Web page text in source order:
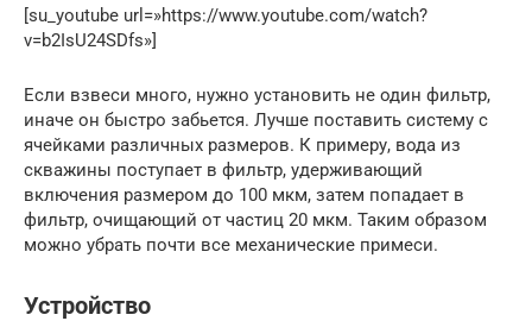
[su_youtube url=»https://www.youtube.com/watch?
v=b2IsU24SDfs»]
Если взвеси много, нужно установить не один фильтр,
иначе он быстро забьется. Лучше поставить систему с
ячейками различных размеров. К примеру, вода из
скважины поступает в фильтр, удерживающий
включения размером до 100 мкм, затем попадает в
фильтр, очищающий от частиц 20 мкм. Таким образом
можно убрать почти все механические примеси.
Устройство